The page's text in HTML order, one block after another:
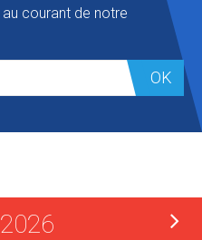
courant de notre
OK